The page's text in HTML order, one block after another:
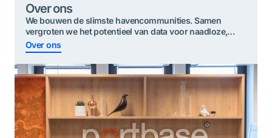
Over ons
We bouwen de slimste havencommunities. Samen
vergroten we het potentieel van data voor ​​naadloze,
duurzame en veilige goederenstromen.
Over ons